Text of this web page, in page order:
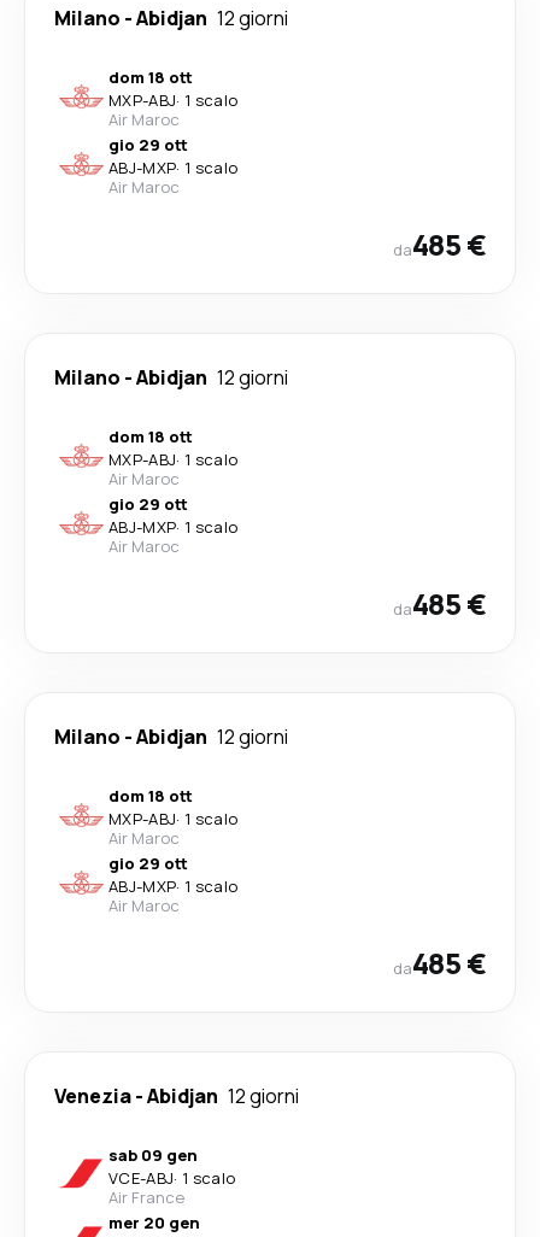
Milano -Abidjan 12 giorni
dom 18 ott
MXP-ABJ· 1 scalo
Air Maroc
gio 29 ott
ABJ-MXP· 1 scalo
Air Maroc
da485 €
Milano -Abidjan 12 giorni
dom 18 ott
MXP-ABJ· 1 scalo
Air Maroc
gio 29 ott
ABJ-MXP· 1 scalo
Air Maroc
da485 €
Milano -Abidjan 12 giorni
dom 18 ott
MXP-ABJ· 1 scalo
Air Maroc
gio 29 ott
ABJ-MXP· 1 scalo
Air Maroc
da485 €
Venezia-Abidjan 12 giorni
sab 09 gen
VCE-ABJ· 1 scalo
Air France
mer 20 gen